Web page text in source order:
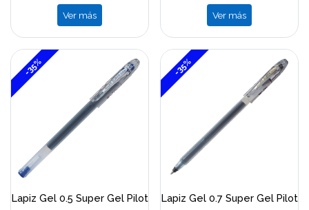
Ver más Ver más
-35%
Lapiz Gel 0.5 Super Gel Pilot
-35%
Lapiz Gel 0.7 Super Gel Pilot